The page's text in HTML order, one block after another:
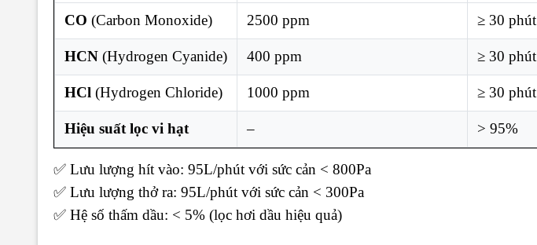
CO (Carbon Monoxide) 2500 ppm ≥ 30 phút
HCN (Hydrogen Cyanide) 400 ppm ≥ 30 phút
HCl (Hydrogen Chloride) 1000 ppm ≥ 30 phút
Hiệu suất lọc vi hạt – > 95%
✅ Lưu lượng hít vào: 95L/phút với sức cản < 800Pa
✅ Lưu lượng thở ra: 95L/phút với sức cản < 300Pa
✅ Hệ số thấm dầu: < 5% (lọc hơi dầu hiệu quả)